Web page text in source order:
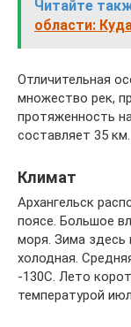
Читайте
области:
Отличительная
множество рек,
протяженность
составляет 35 км.
Климат
Архангельск
поясе. Большое
моря. Зима здесь
холодная.
-130С. Лето
температурой